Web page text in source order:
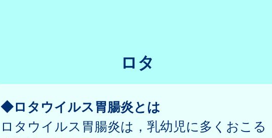
ロタ
◆ロタウイルス胃腸炎とは
ロタウイルス胃腸炎は，乳幼児に多くおこる